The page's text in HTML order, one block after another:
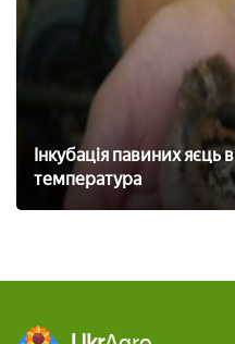
Інкубація павиних
температура